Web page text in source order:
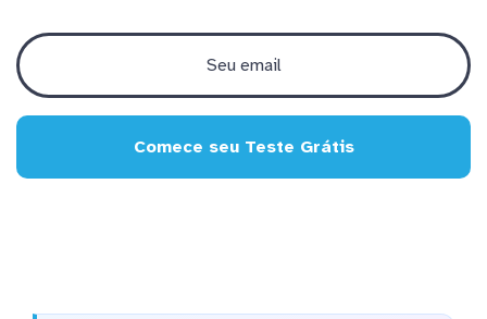
Comece seu Teste Grátis